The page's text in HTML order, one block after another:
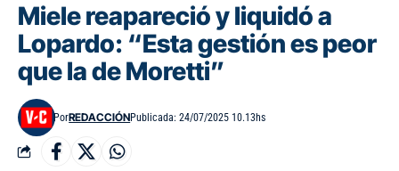
Miele reapareció y liquidó a
Lopardo: “Esta gestión es peor
que la de Moretti”
PorREDACCIÓNPublicada: 24/07/2025 10.13hs